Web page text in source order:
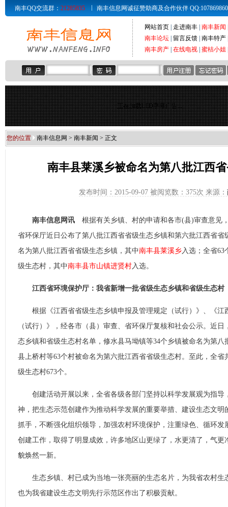
南丰QQ交流群： 21285835 南丰信息网诚征赞助商及合作伙伴
网站首页 走进南丰 南丰新闻
南丰论坛
留言反馈 南丰特产
南丰房产 在线电视 蜜桔小姐
正在加载LED字幕广告...
您的位置 南丰信息网 > 南丰新闻 > 正文
南丰县莱溪乡被命名为第八批江西
发布时间：2015-09-07 被阅览数： 375次 来源：
南丰信息网讯 根据有关乡镇、村的申请和各市(县)审查意见
省环保厅近日公布了第八批江西省省级生态乡镇和第六批江西省省
名为第八批江西省省级生态乡镇，其中南丰县莱溪乡入选；全省63
级生态村，其中南丰县市山镇进贤村入选。
江西省环境保护厅：我省新增一批省级生态乡镇和省级生态村
根据《江西省省级生态乡镇申报及管理规定（试行）》、《江
（试行）》，经各市（县）审查、省环保厅复核和社会公示。近
态乡镇和省级生态村名单，修水县马坳镇等34个乡镇被命名为第
县上桥村等63个村被命名为第六批江西省省级生态村。至此，全省
级生态村673个。
创建活动开展以来，全省各级各部门坚持以科学发展观为指导
神，把生态示范创建作为推动科学发展的重要举措、建设生态文明
抓手，不断强化组织领导，加强农村环境保护，注重绿色、循环发
创建工作，取得了明显成效，许多地区山更绿了，水更清了，气更
貌焕然一新。
生态乡镇、村已成为当地一张亮丽的生态名片，为我省农村生
也为我省建设生态文明先行示范区作出了积极贡献。